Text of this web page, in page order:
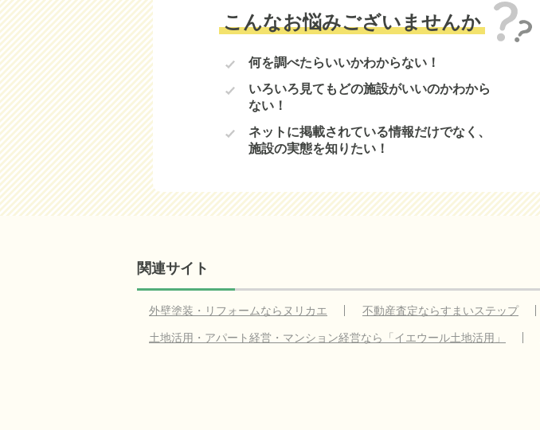
こんなお悩みございませんか
何を調べたらいいかわからない！
いろいろ見てもどの施設がいいのかわから
ない！
ネットに掲載されている情報だけでなく、
施設の実態を知りたい！
関連サイト
外壁塗装・リフォームならヌリカエ 不動産査定ならすまいステップ
土地活用・アパート経営・マンション経営なら「イエウール土地活用」